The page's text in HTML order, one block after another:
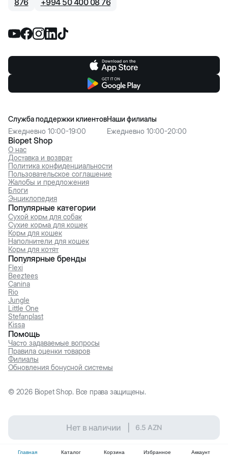
Нет в наличии 6.5 AZN
876 +994 50 400 08 76
Biopet Shop
О нас
Доставка и возврат
Политика конфиденциальности
Пользовательское соглашение
Жалобы и предложения
Блоги
Энциклопедия
Служба поддержки клиентов
Ежедневно 10:00-19:00
Наши филиалы
Ежедневно 10:00-20:00
Популярные категории
Сухой корм для собак
Сухие корма для кошек
Корм для кошек
Наполнители для кошек
Корм для котят
Популярные бренды
Flexi
Beeztees
Canina
Rio
Jungle
Little One
Stefanplast
Kissa
Помощь
Часто задаваемые вопросы
Правила оценки товаров
Филиалы
Обновления бонусной системы
© 2026Biopet Shop. Все права защищены.
Главная Каталог Корзина Избранное Аккаунт